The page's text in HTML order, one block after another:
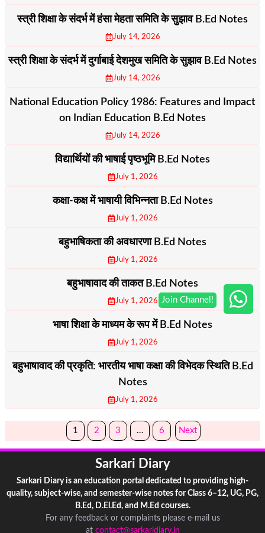
स्त्री शिक्षा के संदर्भ में हंसा मेहता समिति के सुझाव B.Ed Notes
July 14, 2026
स्त्री शिक्षा के संदर्भ में दुर्गाबाई देशमुख समिति के सुझाव B.Ed Notes
July 14, 2026
National Education Policy 1986: Features and Impact
on Indian Education B.Ed Notes
July 14, 2026
विद्यार्थियों की भाषाई पृष्ठभूमि B.Ed Notes
July 1, 2026
कक्षा-कक्ष में भाषायी विभिन्नता B.Ed Notes
July 1, 2026
बहुभाषिकता की अवधारणा B.Ed Notes
July 1, 2026
बहुभाषावाद की ताकत B.Ed Notes
July 1, 2026
भाषा शिक्षा के माध्यम के रूप में B.Ed Notes
July 1, 2026
बहुभाषावाद की प्रकृति: भारतीय भाषा कक्षा की विभेदक स्थिति B.Ed
Notes
July 1, 2026
1 2 3 … 6 Next
Sarkari Diary
Sarkari Diary is an education portal dedicated to providing high-
quality, subject-wise, and semester-wise notes for Class 6–12, UG, PG,
B.Ed, D.El.Ed, and M.Ed courses.
For any feedback or complaints please e-mail us
at contact@sarkaridiary.in